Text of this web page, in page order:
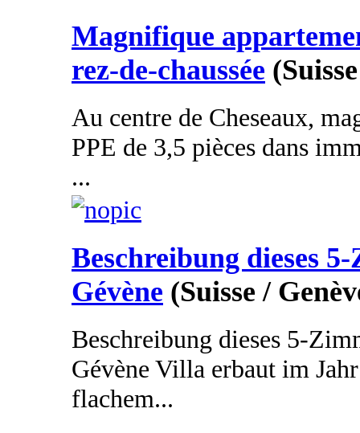
Magnifique
rez-de-chaussée
Au centre de Cheseaux,
PPE de 3,5 pièces dans
...
Beschreibung dieses
Gévène (Suisse /
Beschreibung dieses 5-
Gévène Villa erbaut im
flachem...